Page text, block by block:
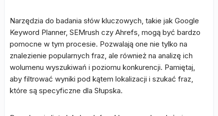
Narzędzia do badania słów kluczowych, takie jak Google
Keyword Planner, SEMrush czy Ahrefs, mogą być bardzo
pomocne w tym procesie. Pozwalają one nie tylko na
znalezienie popularnych fraz, ale również na analizę ich
wolumenu wyszukiwań i poziomu konkurencji. Pamiętaj,
aby filtrować wyniki pod kątem lokalizacji i szukać fraz,
które są specyficzne dla Słupska.